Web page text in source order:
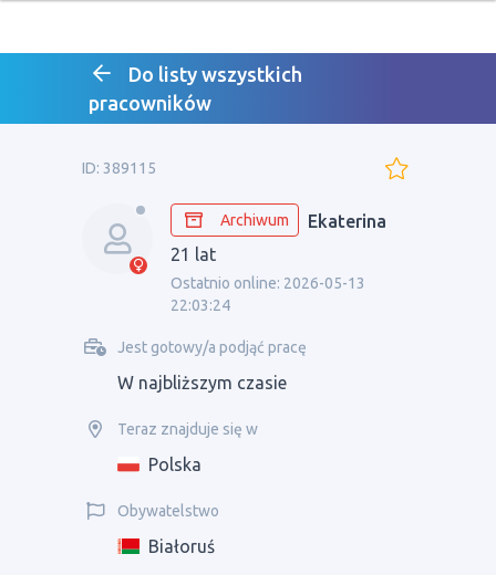
Do listy wszystkich
pracowników
ID: 389115
Archiwum
Ekaterina
21 lat
Ostatnio online: 2026-05-13
22:03:24
Jest gotowy/a podjąć pracę
W najbliższym czasie
Teraz znajduje się w
Polska
Obywatelstwo
Białoruś